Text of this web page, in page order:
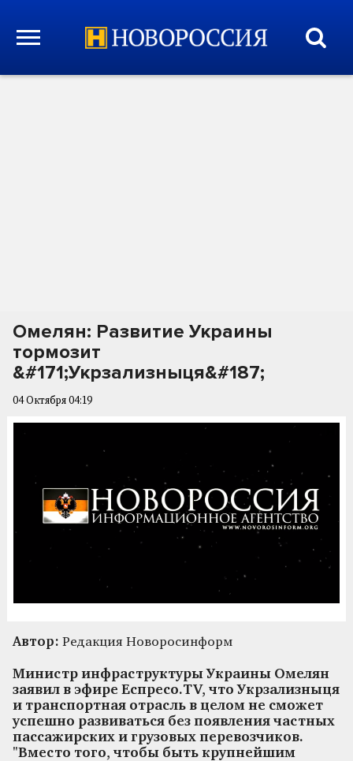
Омелян: Развитие Украины
тормозит
&#171;Укрзализныця&#187;
04 Октября 04:19
Автор: Редакция Новоросинформ
Министр инфраструктуры Украины Омелян
заявил в эфире Еспресо.TV, что Укрзализныця
и транспортная отрасль в целом не сможет
успешно развиваться без появления частных
пассажирских и грузовых перевозчиков.
"Вместо того, чтобы быть крупнейшим